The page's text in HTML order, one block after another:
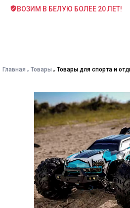
ВОЗИМ В БЕЛУЮ БОЛЕЕ 20 ЛЕТ!
Главная Товары Товары для спорта и